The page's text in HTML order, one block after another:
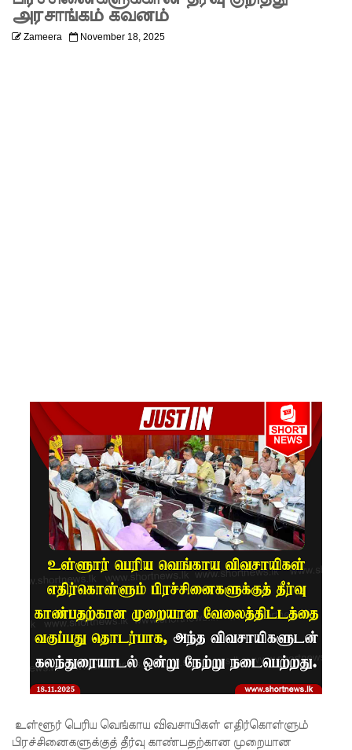
லும்
விசேட
லை
மோதல்:
சந்தேகநப
ர்கள் 62
உயர்வு
நான்கு
மாவட்டங்
களுக்கு
மண்சரிவு
கை!
அரசாங்கம் கவனம்
Zameera November 18, 2025
உள்ளூர் பெரிய வெங்காய விவசாயிகள் எதிர்கொள்ளும்
பிரச்சினைகளுக்குத் தீர்வு காண்பதற்கான முறையான